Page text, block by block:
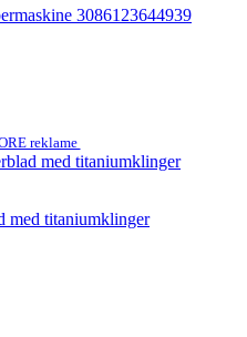
3086123644939
reklame
med titaniumklinger